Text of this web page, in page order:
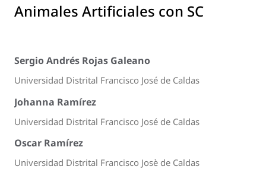
Animales Artificiales con SC
Sergio Andrés Rojas Galeano
Universidad Distrital Francisco José de Caldas
Johanna Ramírez
Universidad Distrital Francisco José de Caldas
Oscar Ramírez
Universidad Distrital Francisco Josè de Caldas